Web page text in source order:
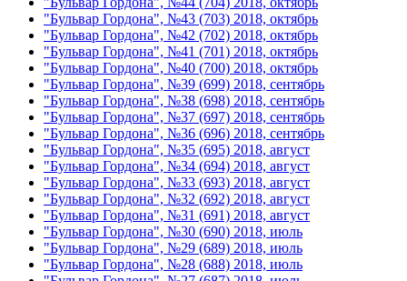
"Бульвар Гордона", №43 (703) 2018, октябрь
"Бульвар Гордона", №42 (702) 2018, октябрь
"Бульвар Гордона", №41 (701) 2018, октябрь
"Бульвар Гордона", №40 (700) 2018, октябрь
"Бульвар Гордона", №39 (699) 2018, сентябрь
"Бульвар Гордона", №38 (698) 2018, сентябрь
"Бульвар Гордона", №37 (697) 2018, сентябрь
"Бульвар Гордона", №36 (696) 2018, сентябрь
"Бульвар Гордона", №35 (695) 2018, август
"Бульвар Гордона", №34 (694) 2018, август
"Бульвар Гордона", №33 (693) 2018, август
"Бульвар Гордона", №32 (692) 2018, август
"Бульвар Гордона", №31 (691) 2018, август
"Бульвар Гордона", №30 (690) 2018, июль
"Бульвар Гордона", №29 (689) 2018, июль
"Бульвар Гордона", №28 (688) 2018, июль